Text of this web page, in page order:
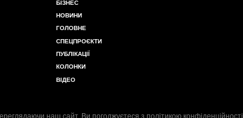
БІЗНЕС
НОВИНИ
ГОЛОВНЕ
СПЕЦПРОЄКТИ
ПУБЛІКАЦІЇ
КОЛОНКИ
ВІДЕО